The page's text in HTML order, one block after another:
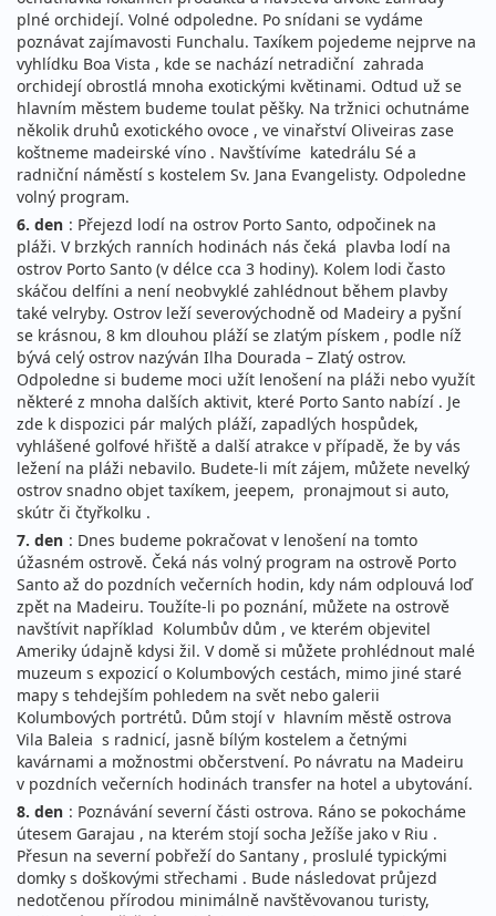
plné orchidejí. Volné odpoledne. Po snídani se vydáme
poznávat zajímavosti Funchalu. Taxíkem pojedeme nejprve na
vyhlídku Boa Vista , kde se nachází netradiční zahrada
orchidejí obrostlá mnoha exotickými květinami. Odtud už se
hlavním městem budeme toulat pěšky. Na tržnici ochutnáme
několik druhů exotického ovoce , ve vinařství Oliveiras zase
koštneme madeirské víno . Navštívíme katedrálu Sé a
radniční náměstí s kostelem Sv. Jana Evangelisty. Odpoledne
volný program.
6. den : Přejezd lodí na ostrov Porto Santo, odpočinek na
pláži. V brzkých ranních hodinách nás čeká plavba lodí na
ostrov Porto Santo (v délce cca 3 hodiny). Kolem lodi často
skáčou delfíni a není neobvyklé zahlédnout během plavby
také velryby. Ostrov leží severovýchodně od Madeiry a pyšní
se krásnou, 8 km dlouhou pláží se zlatým pískem , podle níž
bývá celý ostrov nazýván Ilha Dourada – Zlatý ostrov.
Odpoledne si budeme moci užít lenošení na pláži nebo využít
některé z mnoha dalších aktivit, které Porto Santo nabízí . Je
zde k dispozici pár malých pláží, zapadlých hospůdek,
vyhlášené golfové hřiště a další atrakce v případě, že by vás
ležení na pláži nebavilo. Budete-li mít zájem, můžete nevelký
ostrov snadno objet taxíkem, jeepem, pronajmout si auto,
skútr či čtyřkolku .
7. den : Dnes budeme pokračovat v lenošení na tomto
úžasném ostrově. Čeká nás volný program na ostrově Porto
Santo až do pozdních večerních hodin, kdy nám odplouvá loď
zpět na Madeiru. Toužíte-li po poznání, můžete na ostrově
navštívit například Kolumbův dům , ve kterém objevitel
Ameriky údajně kdysi žil. V domě si můžete prohlédnout malé
muzeum s expozicí o Kolumbových cestách, mimo jiné staré
mapy s tehdejším pohledem na svět nebo galerii
Kolumbových portrétů. Dům stojí v hlavním městě ostrova
Vila Baleia s radnicí, jasně bílým kostelem a četnými
kavárnami a možnostmi občerstvení. Po návratu na Madeiru
v pozdních večerních hodinách transfer na hotel a ubytování.
8. den : Poznávání severní části ostrova. Ráno se pokocháme
útesem Garajau , na kterém stojí socha Ježíše jako v Riu .
Přesun na severní pobřeží do Santany , proslulé typickými
domky s doškovými střechami . Bude následovat průjezd
nedotčenou přírodou minimálně navštěvovanou turisty,